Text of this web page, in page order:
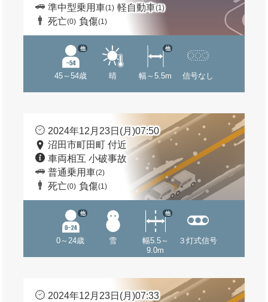
準中型乗用車(1) 軽自動車(1)
死亡(0) 負傷(1)
45～54歳
他
晴 幅～5.5m
他
信号なし
2024年12月23日(月)07:50
沼田市町田町 付近
車両相互 小破事故
普通乗用車(2)
死亡(0) 負傷(1)
0～24歳
他
雪
幅5.5～
9.0m
他
３灯式信号
2024年12月23日(月)07:33